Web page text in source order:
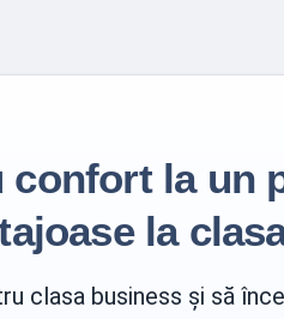
confort la un
la
clasa business și să